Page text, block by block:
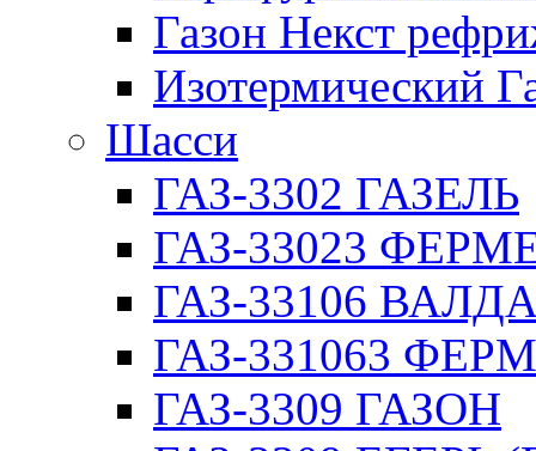
Газон Некст
Изотермический
Шасси
ГАЗ-3302 ГАЗЕЛЬ
ГАЗ-33023
ГАЗ-33106
ГАЗ-331063
ГАЗ-3309 ГАЗОН